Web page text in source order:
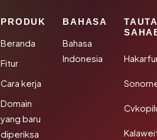
PRODUK
Beranda
Fitur
Cara kerja
Domain
yang baru
diperiksa
BAHASA
Bahasa
Indonesia